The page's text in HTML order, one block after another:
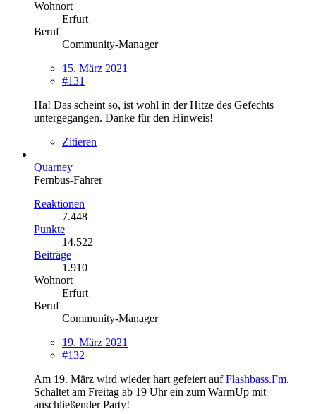
Wohnort
Erfurt
Beruf
Community-Manager
15. März 2021
#131
Ha! Das scheint so, ist wohl in der Hitze des Gefechts
untergegangen. Danke für den Hinweis!
Zitieren
Quarney
Fernbus-Fahrer
Reaktionen
7.448
Punkte
14.522
Beiträge
1.910
Wohnort
Erfurt
Beruf
Community-Manager
19. März 2021
#132
Am 19. März wird wieder hart gefeiert aufFlashbass.Fm.
Schaltet am Freitag ab 19 Uhr ein zum WarmUp mit
anschließender Party!